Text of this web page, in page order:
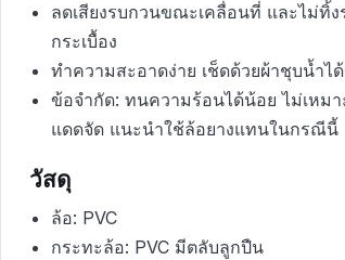
ลดเสียงรบกวนขณะเคลื่อนที่ และไม่ทิ้
กระเบื้อง
ทำความสะอาดง่าย เช็ดด้วยผ้าชุบน้ำได้
ข้อจำกัด: ทนความร้อนได้น้อย ไม่เหม
แดดจัด แนะนำใช้ล้อยางแทนในกรณีนี้
วัสดุ
ล้อ: PVC
กระทะล้อ: PVC มีตลับลูกปืน